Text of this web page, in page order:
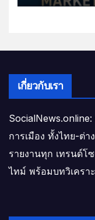
เกี่ยวกับเรา
การเมือง ทั้งไทย-ต่า
รายงานทุก เทรนด์โ
ไทม์ พร้อมบทวิเครา